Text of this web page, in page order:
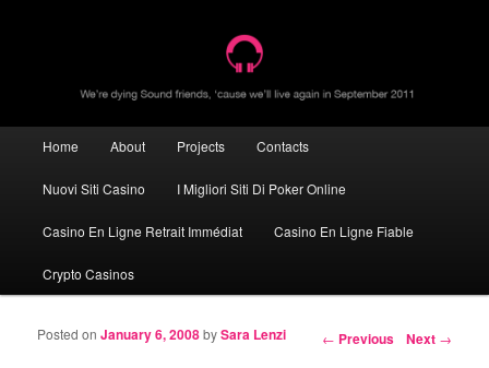
Skip to primary content
Skip to secondary content
Home About Projects Contacts
Nuovi Siti Casino I Migliori Siti Di Poker Online
Casino En Ligne Retrait Immédiat Casino En Ligne Fiable
Crypto Casinos
Post navigation
← Previous Next →
Posted onJanuary 6, 2008bySara Lenzi